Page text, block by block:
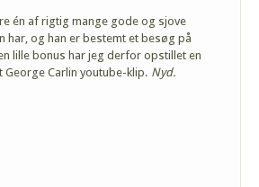
én af rigtig mange gode og sjove
har, og han er bestemt et besøg på
lille bonus har jeg derfor opstillet en
Carlin youtube-klip. Nyd.